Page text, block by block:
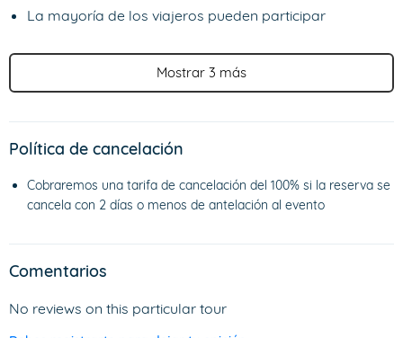
La mayoría de los viajeros pueden participar
Mostrar 3 más
Política de cancelación
Cobraremos una tarifa de cancelación del 100% si la reserva se
cancela con 2 días o menos de antelación al evento
Comentarios
No reviews on this particular tour